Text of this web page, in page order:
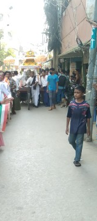
ますか？
想